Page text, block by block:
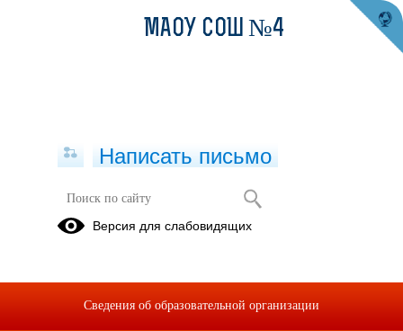
Материально-техническое
отношении инвалидов и лиц с
ограниченными возможностями
МАОУ СОШ №4
Написать письмо
Версия для слабовидящих
Сведения об образовательной организации